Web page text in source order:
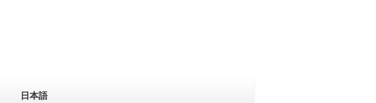
日本語